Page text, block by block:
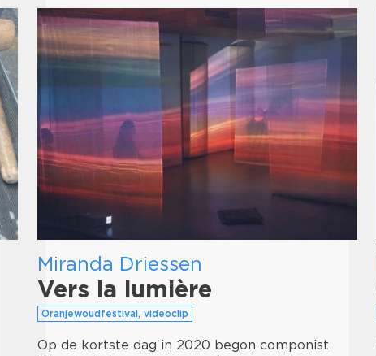
Miranda Driessen
Vers la lumière
Oranjewoudfestival, videoclip
Op de kortste dag in 2020 begon componist